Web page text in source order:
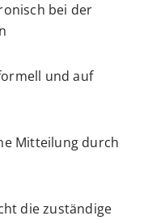
bei der
und auf
Mitteilung durch
die zuständige